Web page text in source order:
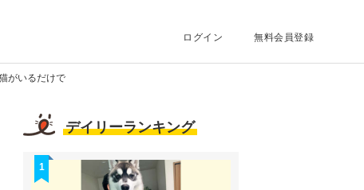
ログイン 無料会員登録
がいるだけで
デイリーランキング
1